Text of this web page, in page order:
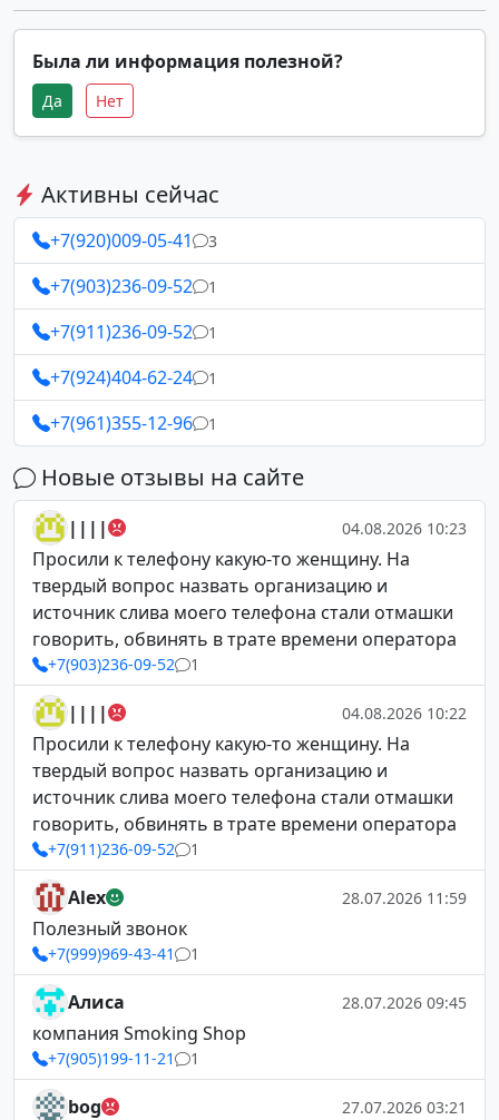
Была ли информация полезной?
Да Нет
Активны сейчас
+7(920)009-05-41 3
+7(903)236-09-52 1
+7(911)236-09-52 1
+7(924)404-62-24 1
+7(961)355-12-96 1
Новые отзывы на сайте
|||| 04.08.2026 10:23
Просили к телефону какую-то женщину. На
твердый вопрос назвать организацию и
источник слива моего телефона стали отмашки
говорить, обвинять в трате времени оператора
+7(903)236-09-52 1
|||| 04.08.2026 10:22
Просили к телефону какую-то женщину. На
твердый вопрос назвать организацию и
источник слива моего телефона стали отмашки
говорить, обвинять в трате времени оператора
+7(911)236-09-52 1
Alex 28.07.2026 11:59
Полезный звонок
+7(999)969-43-41 1
Алиса 28.07.2026 09:45
компания Smoking Shop
+7(905)199-11-21 1
bog 27.07.2026 03:21